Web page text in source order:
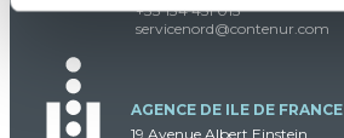
+33 134 451 015
servicenord@contenur.com
AGENCE DE ILE DE FRANCE
19 Avenue Albert Einstein